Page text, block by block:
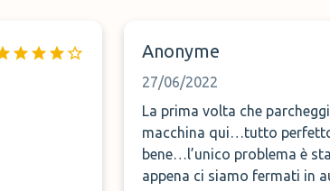
Anonyme
27/06/2022
La prima volta che
macchina qui…tutto
bene…l’unico problema è
appena ci siamo fermati in